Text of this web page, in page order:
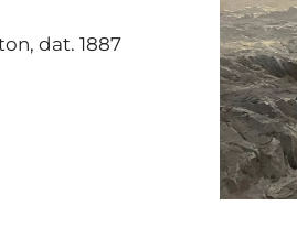
dat. 1887